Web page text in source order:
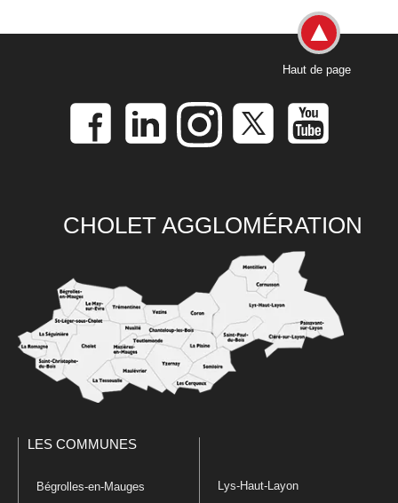
Haut de page
CHOLET AGGLOMÉRATION
LES COMMUNES
Bégrolles-en-Mauges Lys-Haut-Layon